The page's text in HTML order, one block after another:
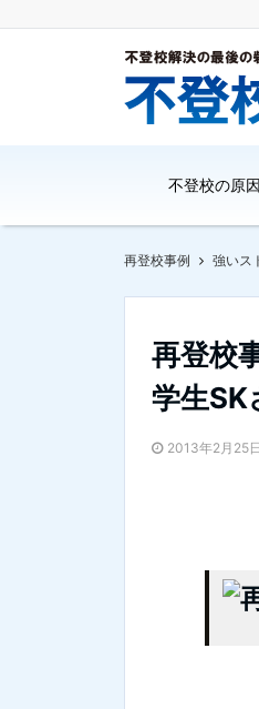
不登校の原因
再登校事例 強いス
再登校
学生
2013年2月25日